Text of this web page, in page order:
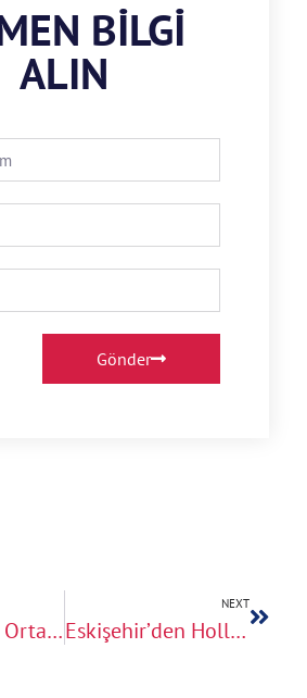
BILGI
ALIN
Gönder
Eskişehir’den Orta Avrupa’ya Ev Taşıma
NEXT
Eskişehir’den Hollanda Ve Belçika’ya Ev Taşıma